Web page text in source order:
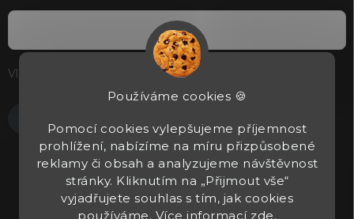
Používáme cookies 🍪
Pomocí cookies vylepšujeme příjemnost
prohlížení, nabízíme na míru přizpůsobené
reklamy či obsah a analyzujeme návštěvnost
stránky. Kliknutím na „Přijmout vše“
vyjadřujete souhlas s tím, jak cookies
používáme. Více informací zde.
Vložením e-mailu souhlasíte spodmínkami ochrany osobních